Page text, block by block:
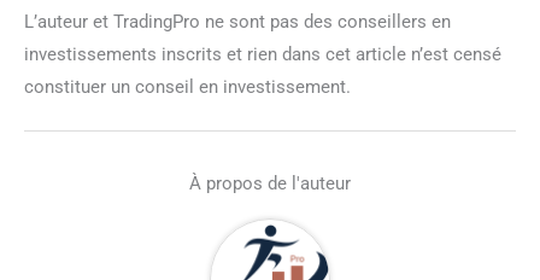
L’auteur et TradingPro ne sont pas des conseillers en
investissements inscrits et rien dans cet article n’est censé
constituer un conseil en investissement.
À propos de l'auteur